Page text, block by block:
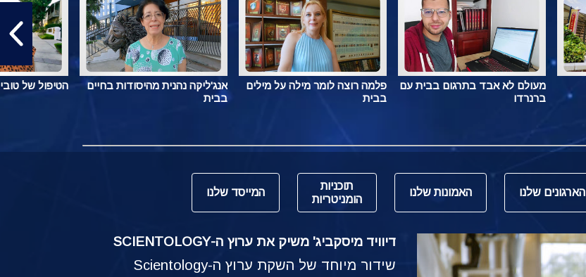
מעולם לא אבד בתרגום בבית עם
ברנרדו
פלמה רוצה לומר מילה על מילים
בבית
אנג'ליקה נהנית מהיסודות בחיים
בבית
הטיפול של
הארגונים שלנו האמונות שלנו
תוכניות
הומניטריות
המייסד שלנו
דיוויד מיסקביג' משיק את ערוץ ה-SCIENTOLOGY
שידור מיוחד של השקת ערוץ ה-Scientology